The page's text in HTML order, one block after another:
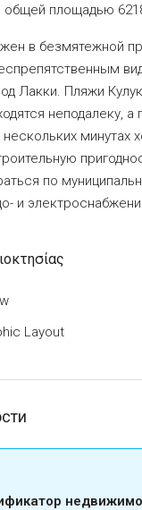
общей площадью
в безмятежной
Лакки. Пляжи
неподалеку, а
нескольких минутах
по
и
Layout